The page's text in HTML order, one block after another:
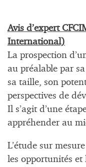
Avis d’expert
International)
La prospection
au préalable par
sa taille, son
perspectives de
Il s’agit d’une
appréhender au
L’étude sur
les opportunités et